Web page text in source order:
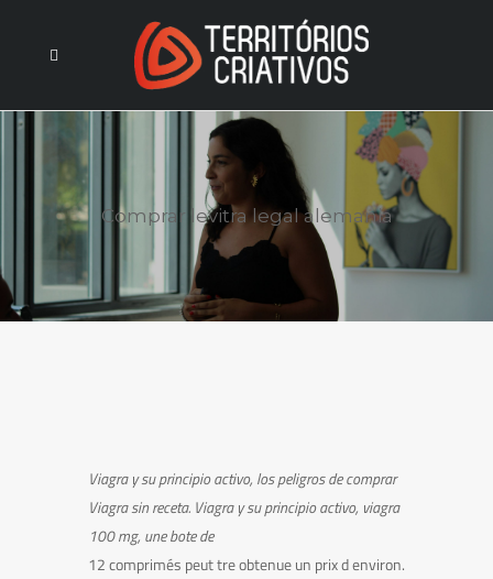
Comprar levitra legal alemania
Viagra y su principio activo, los peligros de comprar
Viagra sin receta. Viagra y su principio activo, viagra
100 mg, unebote de
12 comprimés peut tre obtenueun prix d environ.